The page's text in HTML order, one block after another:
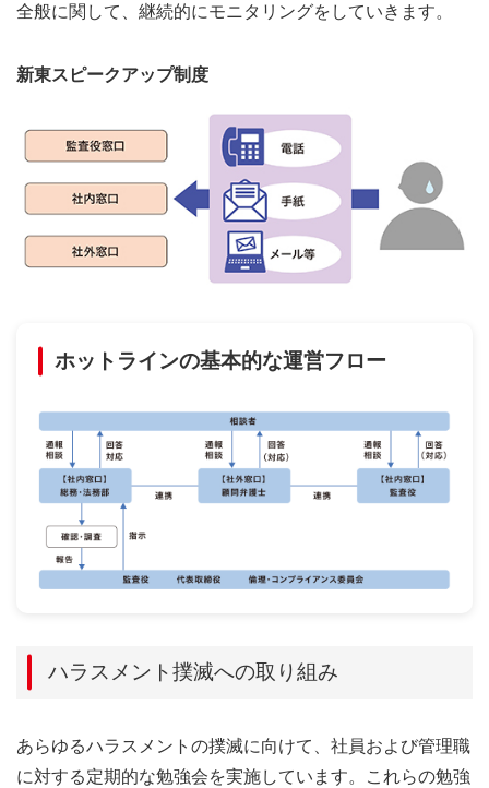
全般に関して、継続的にモニタリングをしていきます。
新東スピークアップ制度
ホットラインの基本的な運営フロー
ハラスメント撲滅への取り組み
あらゆるハラスメントの撲滅に向けて、社員および管理職
に対する定期的な勉強会を実施しています。これらの勉強